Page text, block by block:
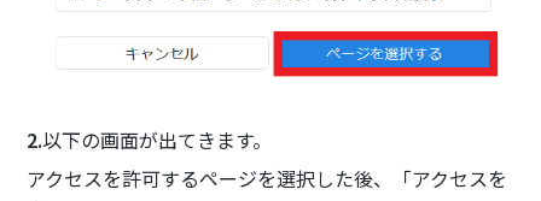
2.以下の画面が出てきます。
アクセスを許可するページを選択した後、「アクセスを